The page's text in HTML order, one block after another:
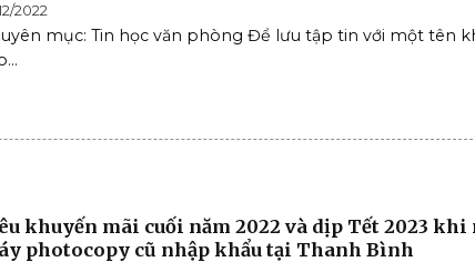
2022
mục: Tin học văn phòng Để lưu tập tin với một tên
khuyến mãi cuối năm 2022 và dịp Tết 2023 khi
photocopy cũ nhập khẩu tại Thanh Bình